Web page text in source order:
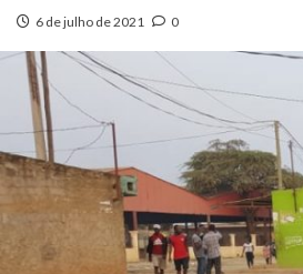
6 de julho de 2021 0